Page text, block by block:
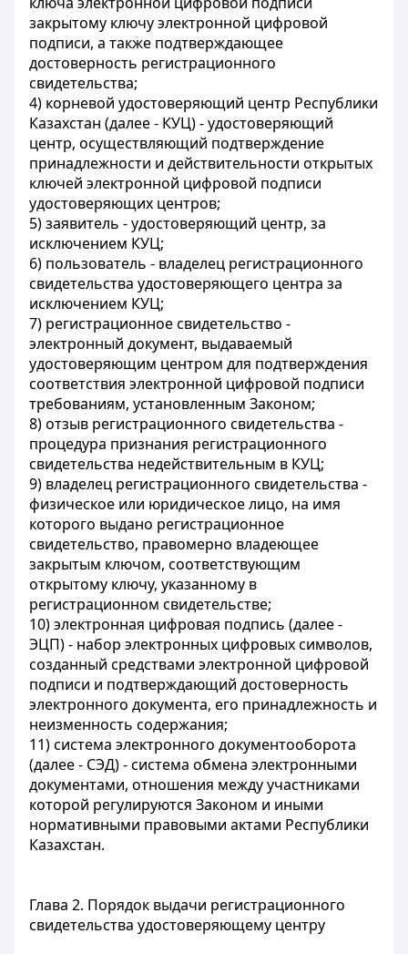
закрытому ключу электронной цифровой
подписи, а также подтверждающее
достоверность регистрационного
свидетельства;
4) корневой удостоверяющий центр Республики
Казахстан (далее - КУЦ) - удостоверяющий
центр, осуществляющий подтверждение
принадлежности и действительности открытых
ключей электронной цифровой подписи
удостоверяющих центров;
5) заявитель - удостоверяющий центр, за
исключением КУЦ;
6) пользователь - владелец регистрационного
свидетельства удостоверяющего центра за
исключением КУЦ;
7) регистрационное свидетельство -
электронный документ, выдаваемый
удостоверяющим центром для подтверждения
соответствия электронной цифровой подписи
требованиям, установленным Законом;
8) отзыв регистрационного свидетельства -
процедура признания регистрационного
свидетельства недействительным в КУЦ;
9) владелец регистрационного свидетельства -
физическое или юридическое лицо, на имя
которого выдано регистрационное
свидетельство, правомерно владеющее
закрытым ключом, соответствующим
открытому ключу, указанному в
регистрационном свидетельстве;
10) электронная цифровая подпись (далее -
ЭЦП) - набор электронных цифровых символов,
созданный средствами электронной цифровой
подписи и подтверждающий достоверность
электронного документа, его принадлежность и
неизменность содержания;
11) система электронного документооборота
(далее - СЭД) - система обмена электронными
документами, отношения между участниками
которой регулируются Законом и иными
нормативными правовыми актами Республики
Казахстан.
Глава 2. Порядок выдачи регистрационного
свидетельства удостоверяющему центру